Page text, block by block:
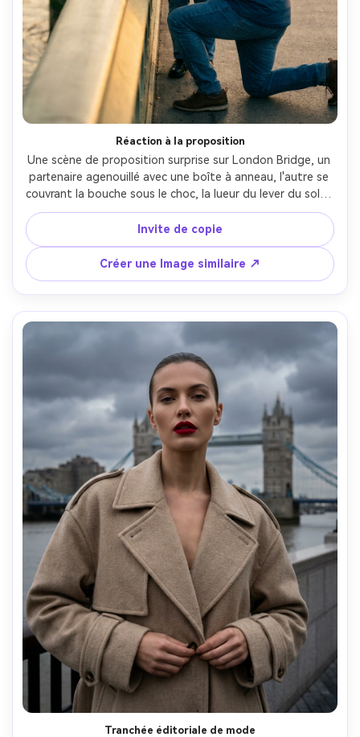
Réaction à la proposition
Une scène de proposition surprise sur London Bridge, un
partenaire agenouillé avec une boîte à anneau, l'autre se
couvrant la bouche sous le choc, la lueur du lever du soleil
se reflétant sur la Tamises, un flou subtil de la foule,
tourné sur un Sony A7IV, 50mm f/1.4, profondeur de
champ peu profonde, narration émotionnelle, visages
photoréalistes, qualité cinématographique douce-AR 4:5
Invite de copie
Créer une Image similaire ↗
Tranchée éditoriale de mode
Créez des images IA
à l’infini. 100 %
gratuit!
Créer Gratuitement →